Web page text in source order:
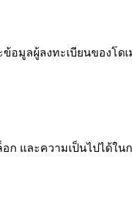
ข้อมูลผู้ลงทะเบียนของโ
ก และความเป็นไปได้ใน